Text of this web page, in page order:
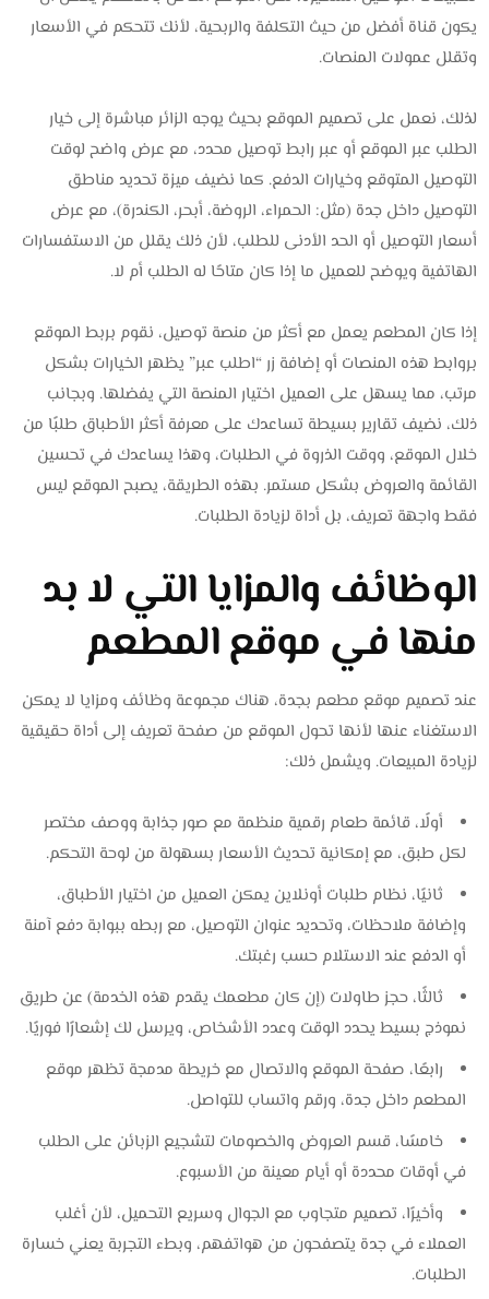
يكون قناة أفضل من حيث التكلفة والربحية، لأنك تتحكم في الأسعار
وتقلل عمولات المنصات.
لذلك، نعمل على تصميم الموقع بحيث يوجه الزائر مباشرة إلى خيار
الطلب عبر الموقع أو عبر رابط توصيل محدد، مع عرض واضح لوقت
التوصيل المتوقع وخيارات الدفع. كما نضيف ميزة تحديد مناطق
التوصيل داخل جدة (مثل: الحمراء، الروضة، أبحر، الكندرة)، مع عرض
أسعار التوصيل أو الحد الأدنى للطلب، لأن ذلك يقلل من الاستفسارات
الهاتفية ويوضح للعميل ما إذا كان متاحًا له الطلب أم لا.
إذا كان المطعم يعمل مع أكثر من منصة توصيل، نقوم بربط الموقع
بروابط هذه المنصات أو إضافة زر “اطلب عبر” يظهر الخيارات بشكل
مرتب، مما يسهل على العميل اختيار المنصة التي يفضلها. وبجانب
ذلك، نضيف تقارير بسيطة تساعدك على معرفة أكثر الأطباق طلبًا من
خلال الموقع، ووقت الذروة في الطلبات، وهذا يساعدك في تحسين
القائمة والعروض بشكل مستمر. بهذه الطريقة، يصبح الموقع ليس
فقط واجهة تعريف، بل أداة لزيادة الطلبات.
الوظائف والمزايا التي لا بد
منها في موقع المطعم
عند تصميم موقع مطعم بجدة، هناك مجموعة وظائف ومزايا لا يمكن
الاستغناء عنها لأنها تحول الموقع من صفحة تعريف إلى أداة حقيقية
لزيادة المبيعات. ويشمل ذلك:
أولًا، قائمة طعام رقمية منظمة مع صور جذابة ووصف مختصر
لكل طبق، مع إمكانية تحديث الأسعار بسهولة من لوحة التحكم.
ثانيًا، نظام طلبات أونلاين يمكن العميل من اختيار الأطباق،
وإضافة ملاحظات، وتحديد عنوان التوصيل، مع ربطه ببوابة دفع آمنة
أو الدفع عند الاستلام حسب رغبتك.
ثالثًا، حجز طاولات (إن كان مطعمك يقدم هذه الخدمة) عن طريق
نموذج بسيط يحدد الوقت وعدد الأشخاص، ويرسل لك إشعارًا فوريًا.
رابعًا، صفحة الموقع والاتصال مع خريطة مدمجة تظهر موقع
المطعم داخل جدة، ورقم واتساب للتواصل.
خامسًا، قسم العروض والخصومات لتشجيع الزبائن على الطلب
في أوقات محددة أو أيام معينة من الأسبوع.
وأخيرًا، تصميم متجاوب مع الجوال وسريع التحميل، لأن أغلب
العملاء في جدة يتصفحون من هواتفهم، وبطء التجربة يعني خسارة
الطلبات.